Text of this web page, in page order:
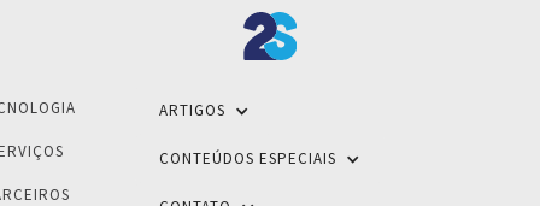
ARTIGOS
CONTEÚDOS ESPECIAIS